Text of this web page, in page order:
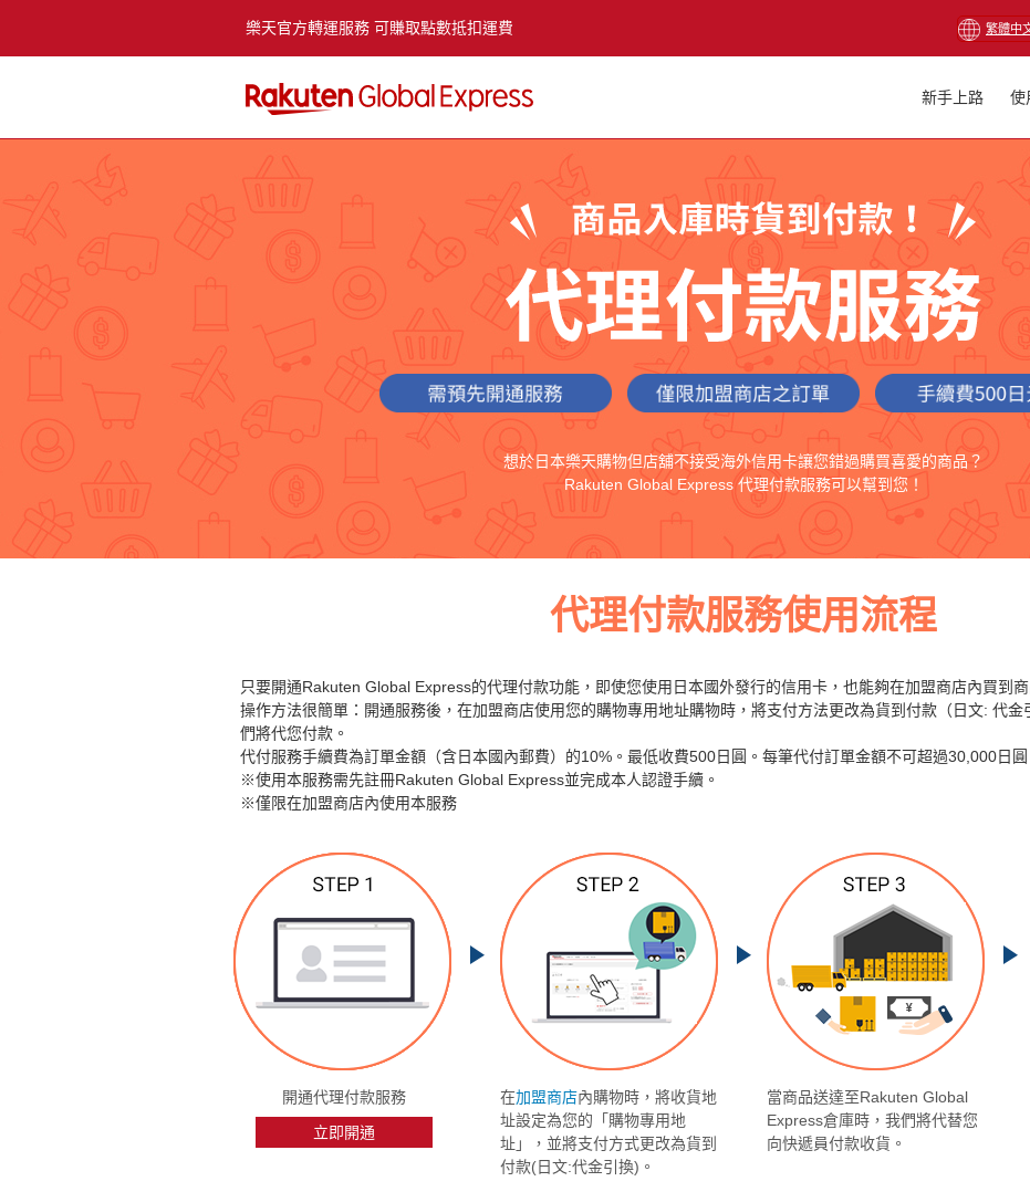
樂天官方轉運服務 可賺取點數抵扣運費 繁體中
新手上路 使
想於日本樂天購物但店舖不接受海外信用卡讓您錯過購買喜愛的商品？
Rakuten Global Express 代理付款服務可以幫到您！
代理付款服務使用流程
只要開通Rakuten Global Express的代理付款功能，即使您使用日本國外發行的信用卡，也能夠在加盟商店內買到商
操作方法很簡單：開通服務後，在加盟商店使用您的購物專用地址購物時，將支付方法更改為貨到付款（日文: 代
們將代您付款。
代付服務手續費為訂單金額（含日本國內郵費）的10%。最低收費500日圓。每筆代付訂單金額不可超過30,000日圓
※使用本服務需先註冊Rakuten Global Express並完成本人認證手續。
※僅限在加盟商店內使用本服務
開通代理付款服務
立即開通
在加盟商店內購物時，將收貨地
址設定為您的「購物專用地
址」，並將支付方式更改為貨到
付款(日文:代金引換)。
當商品送達至Rakuten Global
Express倉庫時，我們將代替您
向快遞員付款收貨。